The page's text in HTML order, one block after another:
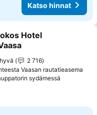
Katso hinnat
Hotel
2 716
Vaasan rautatieasema
sydämessä